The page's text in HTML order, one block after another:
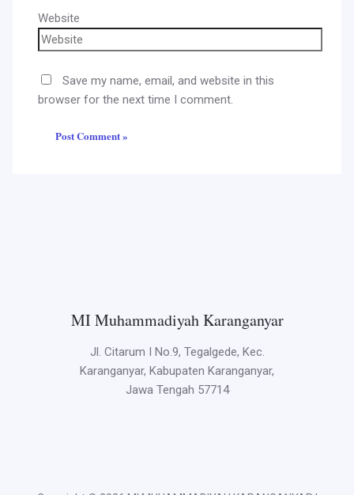
Website
Save my name, email, and website in this
browser for the next time I comment.
MI Muhammadiyah Karanganyar
Jl. Citarum I No.9, Tegalgede, Kec.
Karanganyar, Kabupaten Karanganyar,
Jawa Tengah 57714